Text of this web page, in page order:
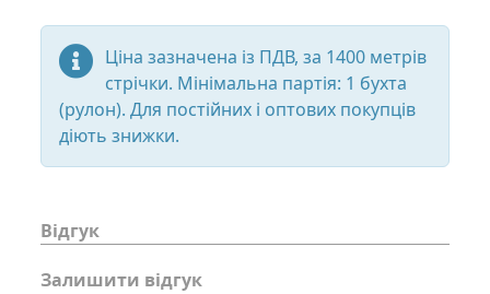
Ціна зазначена із ПДВ, за 1400 метрів
стрічки. Мінімальна партія: 1 бухта
(рулон). Для постійних і оптових покупців
діють знижки.
Відгук
Залишити відгук